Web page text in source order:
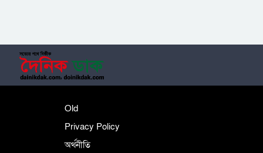
Old
Privacy Policy
অর্থনীতি